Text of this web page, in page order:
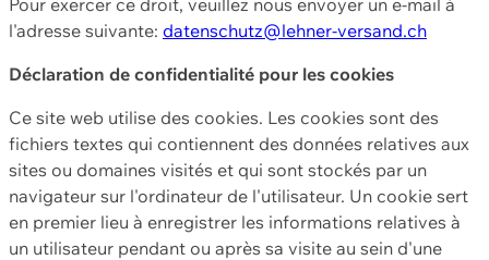
l'adresse suivante: datenschutz@lehner-versand.ch
Déclaration de confidentialité pour les cookies
Ce site web utilise des cookies. Les cookies sont des
fichiers textes qui contiennent des données relatives aux
sites ou domaines visités et qui sont stockés par un
navigateur sur l'ordinateur de l'utilisateur. Un cookie sert
en premier lieu à enregistrer les informations relatives à
un utilisateur pendant ou après sa visite au sein d'une